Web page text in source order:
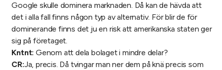
Google skulle dominera marknaden. Då kan de hävda att
det i alla fall finns någon typ av alternativ. För blir de för
dominerande finns det ju en risk att amerikanska staten ger
sig på företaget.
Kntnt: Genom att dela bolaget i mindre delar?
CR:Ja, precis. Då tvingar man ner dem på knä precis som